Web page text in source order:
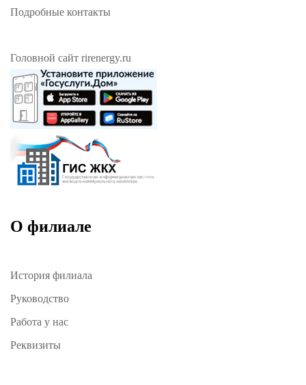
Подробные контакты
Головной сайт rirenergy.ru
О филиале
История филиала
Руководство
Работа у нас
Реквизиты